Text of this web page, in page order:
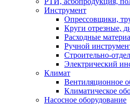
Инструмент
Опрессовщики,
Круги отрезные,
Расходные
Ручной
Строительно-
Электрический
Климат
Вентиляционное
Климатическое
Насосное оборудование